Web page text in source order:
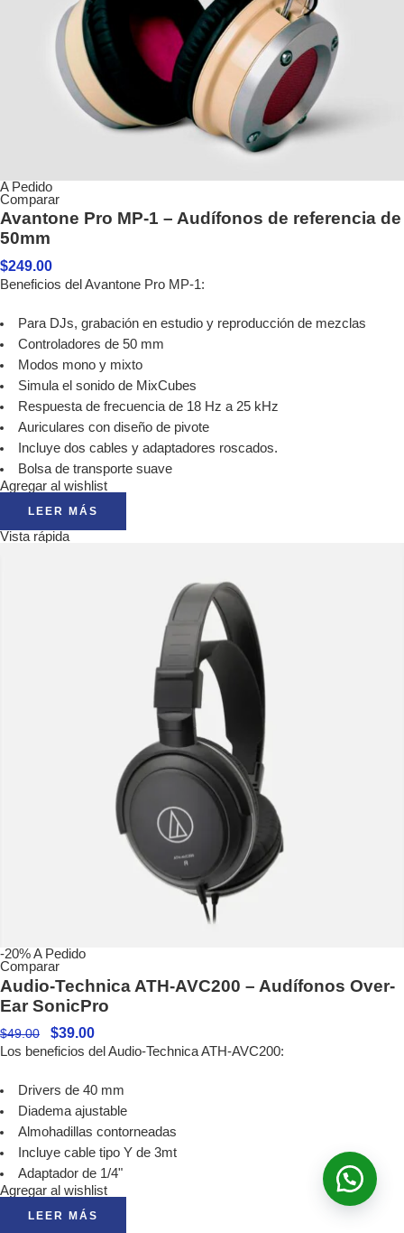
A Pedido
Comparar
Avantone Pro MP-1 – Audífonos de referencia de
50mm
$249.00
Beneficios del Avantone Pro MP-1:
Para DJs, grabación en estudio y reproducción de mezclas
Controladores de 50 mm
Modos mono y mixto
Simula el sonido de MixCubes
Respuesta de frecuencia de 18 Hz a 25 kHz
Auriculares con diseño de pivote
Incluye dos cables y adaptadores roscados.
Bolsa de transporte suave
Agregar al wishlist
LEER MÁS
Vista rápida
-20%A Pedido
Comparar
Audio-Technica ATH-AVC200 – Audífonos Over-
Ear SonicPro
$49.00 $39.00
Los beneficios del Audio-Technica ATH-AVC200:
Drivers de 40 mm
Diadema ajustable
Almohadillas contorneadas
Incluye cable tipo Y de 3mt
Adaptador de 1/4"
Agregar al wishlist
LEER MÁS